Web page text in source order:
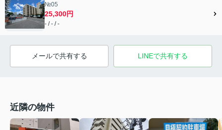
№05
25,300円
- / - / -
メールで共有する LINEで共有する
近隣の物件